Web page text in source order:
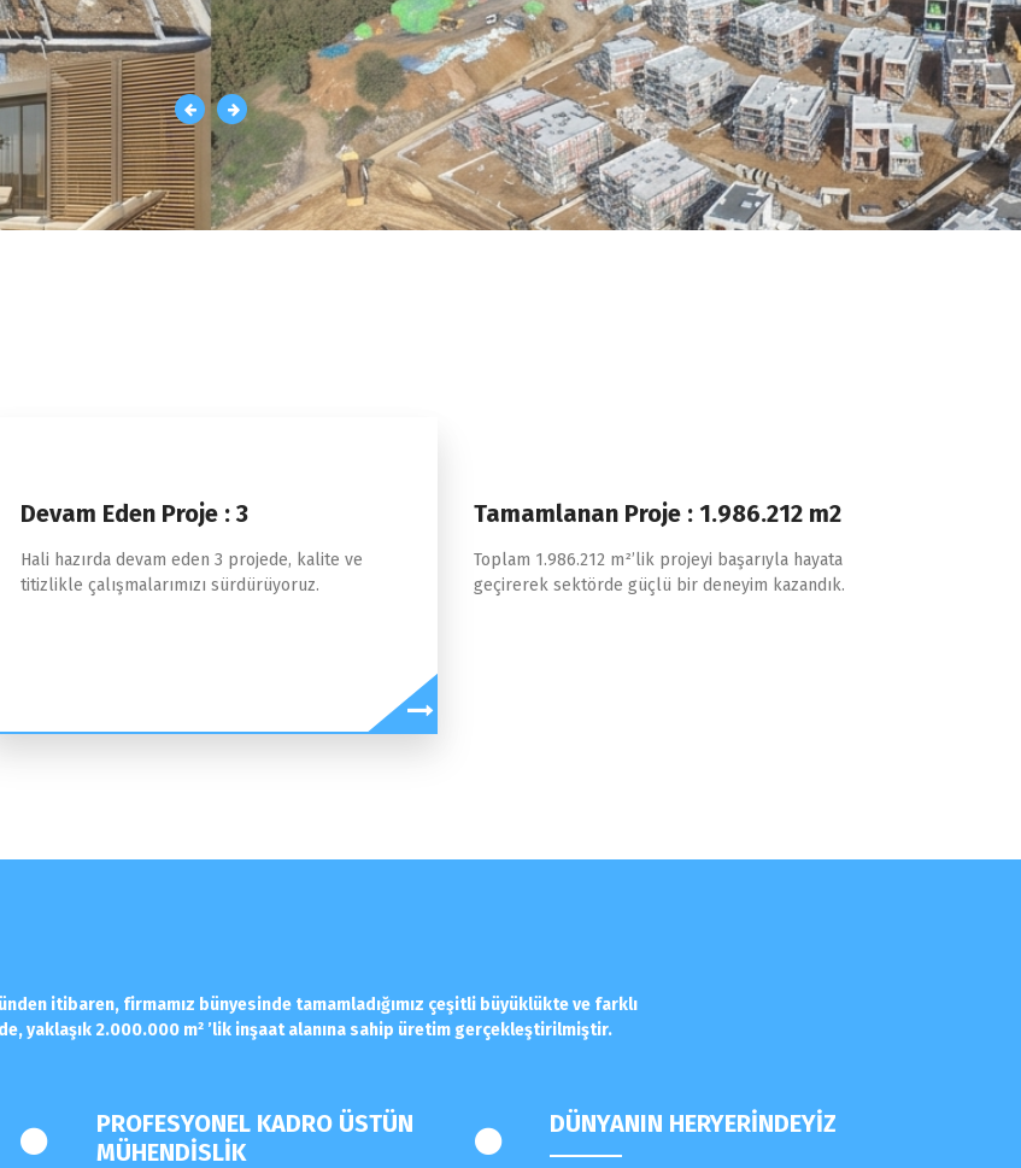
Devam Eden Proje : 3
Hali hazırda devam eden 3 projede, kalite ve
titizlikle çalışmalarımızı sürdürüyoruz.
Tamamlanan Proje : 1.986.212 m2
Toplam 1.986.212 m²’lik projeyi başarıyla hayata
geçirerek sektörde güçlü bir deneyim kazandık.
itibaren, firmamız bünyesinde tamamladığımız çeşitli büyüklükte ve farklı
yaklaşık 2.000.000 m² ’lik inşaat alanına sahip üretim gerçekleştirilmiştir.
PROFESYONEL KADRO ÜSTÜN
MÜHENDİSLİK
DÜNYANIN HERYERİNDEYİZ